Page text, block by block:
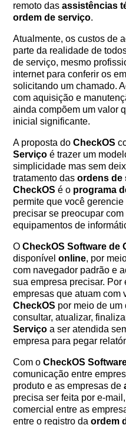
remoto dasassistências
ordem de serviço.
Atualmente, os custos de
parte da realidade de
de serviço, mesmo
internet para conferir os
solicitando um chamado.
com aquisição e
ainda compõem um valor
inicial significante.
A proposta doCheckOS
Serviço é trazer um
simplicidade mas sem
tratamento dasordens de
CheckOS é o programa
permite que você
precisar se preocupar
equipamentos de
OCheckOS Software de
disponívelonline, por
com navegador padrão e
sua empresa precisar.
empresas que atuam com
CheckOS por meio de um
consultar, atualizar,
Serviço a ser atendida
empresa para pegar
Com oCheckOS
comunicação entre
produto e as empresas de
precisa ser feita por e-
comercial entre as
entre o registro daordem